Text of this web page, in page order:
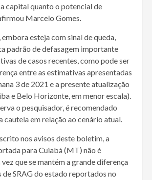
capital quanto o potencial de
Marcelo Gomes.
esteja com sinal de queda,
padrão de defasagem importante
de casos recentes, como pode ser
entre as estimativas apresentadas
3 de 2021 e a presente atualização
e Belo Horizonte, em menor escala).
o pesquisador, é recomendado
cautela em relação ao cenário atual.
nos avisos deste boletim, a
para Cuiabá (MT) não é
que se mantém a grande diferença
de SRAG do estado reportados no